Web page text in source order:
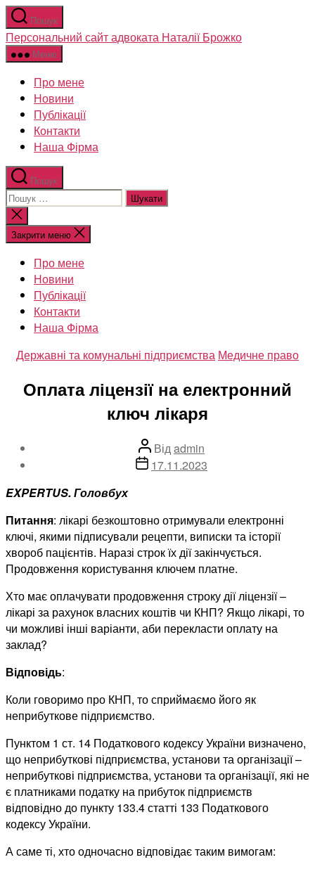
Перейти
до
вмісту
Пошук
Персональний сайт адвоката Наталії Брожко
Меню
Про мене
Новини
Публікації
Контакти
Наша Фірма
Пошук
Шукати:
Закрити
пошук
Закрити меню
Про мене
Новини
Публікації
Контакти
Наша Фірма
Категорії
Державні та комунальні підприємства Медичне право
Оплата ліцензії на електронний
ключ лікаря
Автор
запису
Відadmin
Дата17.11.2023
EXPERTUS. Головбух
Питання: лікарі безкоштовно отримували електронні
ключі, якими підписували рецепти, виписки та історії
хвороб пацієнтів. Наразі строк їх дії закінчується.
Продовження користування ключем платне.
Хто має оплачувати продовження строку дії ліцензії –
лікарі за рахунок власних коштів чи КНП? Якщо лікарі, то
чи можливі інші варіанти, аби перекласти оплату на
заклад?
Відповідь:
Коли говоримо про КНП, то сприймаємо його як
неприбуткове підприємство.
Пунктом 1 ст. 14 Податкового кодексу України визначено,
що неприбуткові підприємства, установи та організації –
неприбуткові підприємства, установи та організації, які не
є платниками податку на прибуток підприємств
відповідно до пункту 133.4 статті 133 Податкового
кодексу України.
А саме ті, хто одночасно відповідає таким вимогам: